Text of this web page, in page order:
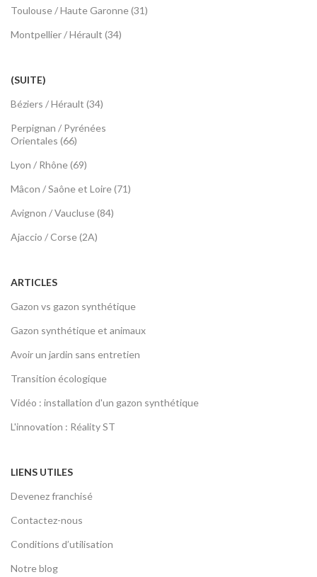
Toulouse / Haute Garonne (31)
Montpellier / Hérault (34)
(SUITE)
Béziers / Hérault (34)
Perpignan / Pyrénées
Orientales (66)
Lyon / Rhône (69)
Mâcon / Saône et Loire (71)
Avignon / Vaucluse (84)
Ajaccio / Corse (2A)
ARTICLES
Gazon vs gazon synthétique
Gazon synthétique et animaux
Avoir un jardin sans entretien
Transition écologique
Vidéo : installation d'un gazon synthétique
L'innovation : Réality ST
LIENS UTILES
Devenez franchisé
Contactez-nous
Conditions d’utilisation
Notre blog